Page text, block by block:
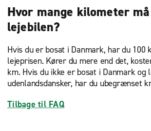
Hvor mange kilometer
lejebilen?
Hvis du er bosat i Danmark, har du 100
lejeprisen. Kører du mere end det,
km. Hvis du ikke er bosat i Danmark og
udenlandsdansker, har du ubegrænset
Tilbage til FAQ